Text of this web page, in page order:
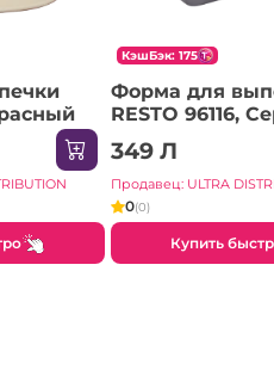
КэшБэк: 175
Форма для
RESTO 96116,
349 Л
Продавец: ULTRA
0(0)
Купить